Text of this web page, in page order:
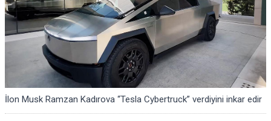
İlon Musk Ramzan Kadırova “Tesla Cybertruck” verdiyini inkar edir